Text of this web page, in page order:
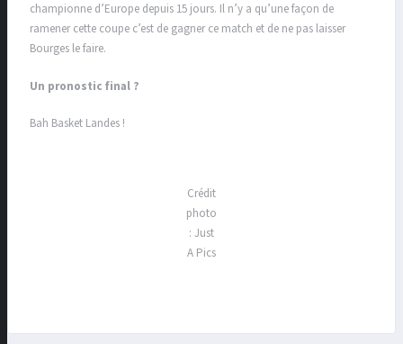
championne d’Europe depuis 15 jours. Il n’y a qu’une façon de
ramener cette coupe c’est de gagner ce match et de ne pas laisser
Bourges le faire.
Un pronostic final ?
Bah Basket Landes !
Crédit
photo
: Just
A Pics